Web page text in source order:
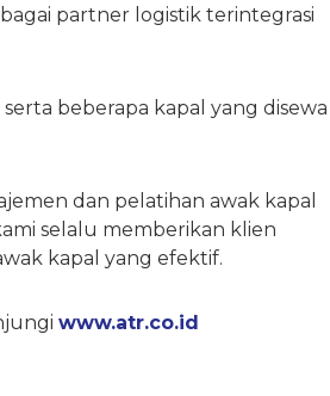
partner logistik terintegrasi
serta beberapa kapal yang disewa
dan pelatihan awak kapal
selalu memberikan klien
kapal yang efektif.
www.atr.co.id